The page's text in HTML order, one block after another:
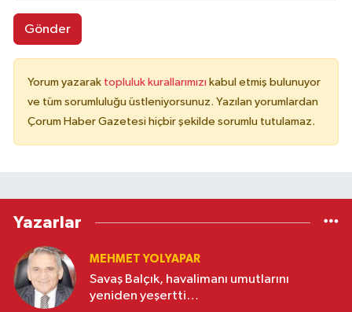
Gönder
Yorum yazarak topluluk kurallarımızı kabul etmiş bulunuyor
ve tüm sorumluluğu üstleniyorsunuz. Yazılan yorumlardan
Çorum Haber Gazetesi hiçbir şekilde sorumlu tutulamaz.
Yazarlar
MEHMET YOLYAPAR
Savaş Balçık, havalimanı umutlarını
yeniden yeşertti…